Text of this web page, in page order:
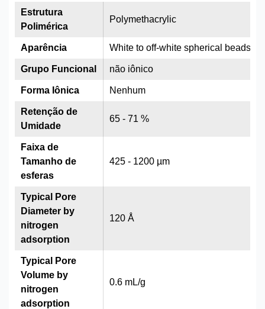
Polymethacrylic
White to off-white spherical beads
não iônico
Nenhum
65 - 71 %
425 - 1200 µm
120 Å
0.6 mL/g
Estrutura
Polimérica
Aparência
Grupo Funcional
Forma Iônica
Retenção de
Umidade
Faixa de
Tamanho de
esferas
Typical Pore
Diameter by
nitrogen
adsorption
Typical Pore
Volume by
nitrogen
adsorption